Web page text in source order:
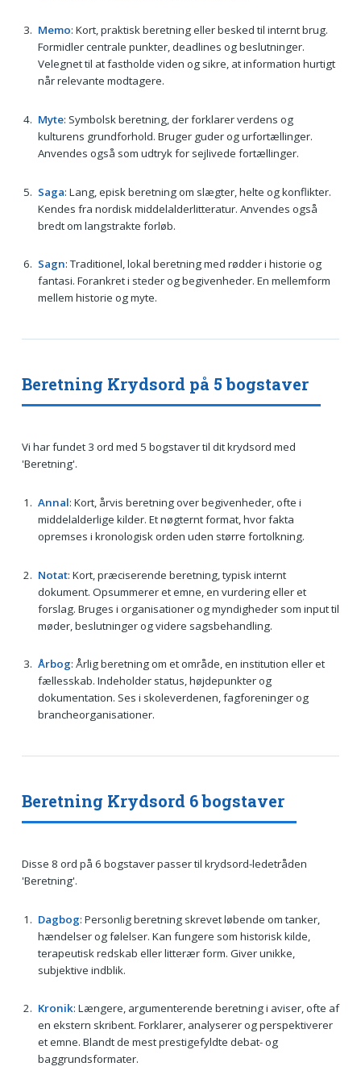
Memo: Kort, praktisk beretning eller besked til internt brug.
Formidler centrale punkter, deadlines og beslutninger.
Velegnet til at fastholde viden og sikre, at information hurtigt
når relevante modtagere.
Myte: Symbolsk beretning, der forklarer verdens og
kulturens grundforhold. Bruger guder og urfortællinger.
Anvendes også som udtryk for sejlivede fortællinger.
Saga: Lang, episk beretning om slægter, helte og konflikter.
Kendes fra nordisk middelalderlitteratur. Anvendes også
bredt om langstrakte forløb.
Sagn: Traditionel, lokal beretning med rødder i historie og
fantasi. Forankret i steder og begivenheder. En mellemform
mellem historie og myte.
Beretning Krydsord på 5 bogstaver
Vi har fundet 3 ord med 5 bogstaver til dit krydsord med
'Beretning'.
Annal: Kort, årvis beretning over begivenheder, ofte i
middelalderlige kilder. Et nøgternt format, hvor fakta
opremses i kronologisk orden uden større fortolkning.
Notat: Kort, præciserende beretning, typisk internt
dokument. Opsummerer et emne, en vurdering eller et
forslag. Bruges i organisationer og myndigheder som input til
møder, beslutninger og videre sagsbehandling.
Årbog: Årlig beretning om et område, en institution eller et
fællesskab. Indeholder status, højdepunkter og
dokumentation. Ses i skoleverdenen, fagforeninger og
brancheorganisationer.
Beretning Krydsord 6 bogstaver
Disse 8 ord på 6 bogstaver passer til krydsord-ledetråden
'Beretning'.
Dagbog: Personlig beretning skrevet løbende om tanker,
hændelser og følelser. Kan fungere som historisk kilde,
terapeutisk redskab eller litterær form. Giver unikke,
subjektive indblik.
Kronik: Længere, argumenterende beretning i aviser, ofte af
en ekstern skribent. Forklarer, analyserer og perspektiverer
et emne. Blandt de mest prestigefyldte debat- og
baggrundsformater.